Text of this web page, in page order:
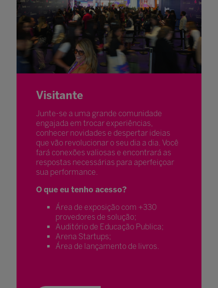
Visitante
Junte-se a uma grande comunidade
engajada em trocar experiências,
conhecer novidades e despertar ideias
que vão revolucionar o seu dia a dia. Você
fará conexões valiosas e encontrará as
respostas necessárias para aperfeiçoar
sua performance.
O que eu tenho acesso?
Área de exposição com +330
provedores de solução;
Auditório de Educação Publica;
Arena Startups;
Área de lançamento de livros.